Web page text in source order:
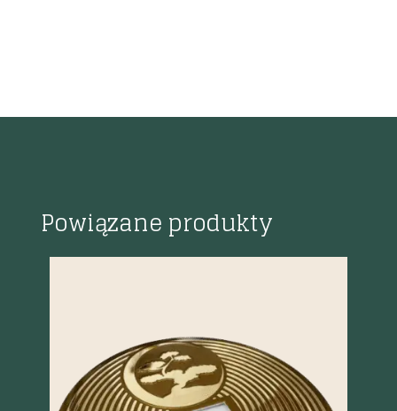
Powiązane produkty